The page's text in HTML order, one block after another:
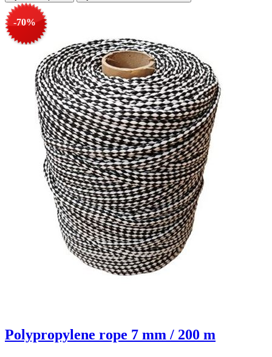
-70%
Polypropylene rope 7 mm / 200 m